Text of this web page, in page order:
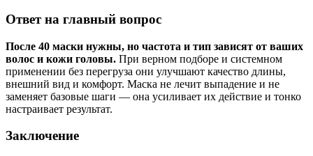
Ответ на главный вопрос
После 40 маски нужны, но частота и тип зависят от ваших
волос и кожи головы. При верном подборе и системном
применении без перегруза они улучшают качество длины,
внешний вид и комфорт. Маска не лечит выпадение и не
заменяет базовые шаги — она усиливает их действие и тонко
настраивает результат.
Заключение